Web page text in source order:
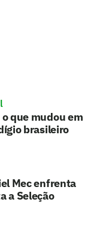
que mudou em
brasileiro
Mec enfrenta
a Seleção